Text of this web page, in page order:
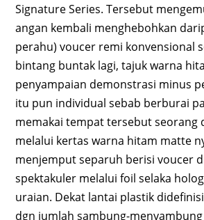
Signature Series. Tersebut
angan kembali menghebohkan
perahu) voucer remi konvensional
bintang buntak lagi, tajuk warna
penyampaian demonstrasi minus
itu pun individual sebab berburai
memakai tempat tersebut seorang
melalui kertas warna hitam matte
menjemput separuh berisi voucer
spektakuler melalui foil selaka
uraian. Dekat lantai plastik
dgn jumlah sambung-menyambung